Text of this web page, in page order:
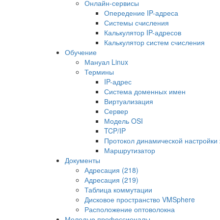
Онлайн-сервисы
Опередение IP-адреса
Системы счисления
Калькулятор IP-адресов
Калькулятор систем счисления
Обучение
Мануал Linux
Термины
IP-адрес
Система доменных имен
Виртуализация
Сервер
Модель OSI
TCP/IP
Протокол динамической настройки
Маршрутизатор
Документы
Адресация (218)
Адресация (219)
Таблица коммутации
Дисковое пространство VMSphere
Расположение оптоволокна